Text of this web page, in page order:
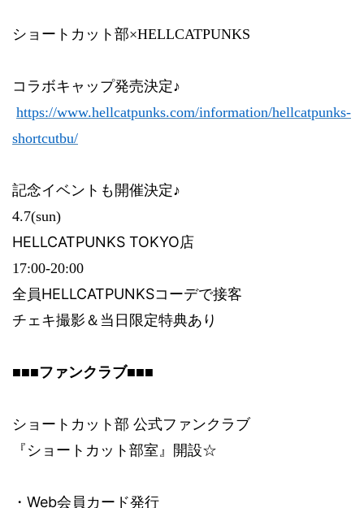
ショートカット部×HELLCATPUNKS
コラボキャップ発売決定♪
https://www.hellcatpunks.com/information/hellcatpunks-
shortcutbu/
記念イベントも開催決定♪
‪4.7(sun)
‪HELLCATPUNKS TOKYO店
‪17:00-20:00
全員HELLCATPUNKSコーデで接客
チェキ撮影＆当日限定特典あり
■■■ファンクラブ■■■
ショートカット部 公式ファンクラブ
『ショートカット部室』開設☆
・ Web会員カード発行